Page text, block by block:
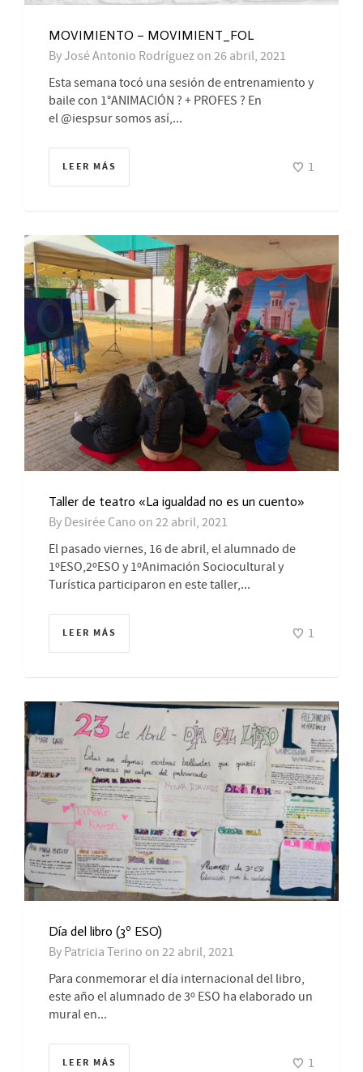
MOVIMIENTO – MOVIMIENT_FOL
ByJosé Antonio Rodríguez on 26 abril, 2021
Esta semana tocó una sesión de entrenamiento y
baile con 1°ANIMACIÓN ? + PROFES ? En
el @iespsur somos así,...
LEER MÁS 1
Taller de teatro «La igualdad no es un cuento»
By Desirée Cano on 22 abril, 2021
El pasado viernes, 16 de abril, el alumnado de
1ºESO,2ºESO y 1ºAnimación Sociocultural y
Turística participaron en este taller,...
LEER MÁS 1
Día del libro (3º ESO)
By Patricia Terino on 22 abril, 2021
Para conmemorar el día internacional del libro,
este año el alumnado de 3º ESO ha elaborado un
mural en...
LEER MÁS 1